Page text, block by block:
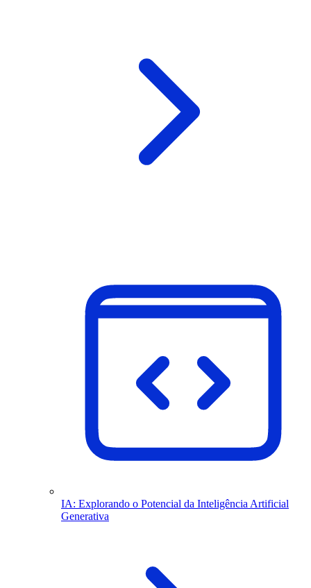
IA: Explorando o Potencial da Inteligência Artificial
Generativa